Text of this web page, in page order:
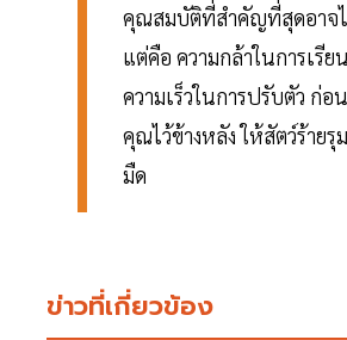
คุณสมบัติที่สำคัญที่สุดอาจไ
แต่คือ ความกล้าในการเรีย
ความเร็วในการปรับตัว ก่อ
คุณไว้ข้างหลัง ให้สัตว์ร้ายรุ
มืด
ข่าวที่เกี่ยวข้อง